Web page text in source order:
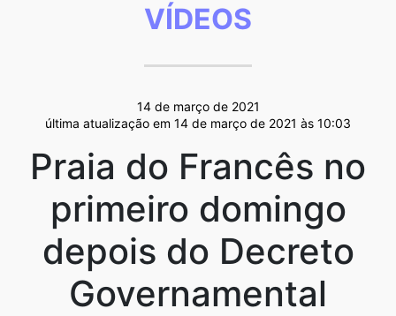
VÍDEOS
14 de março de 2021
última atualização em 14 de março de 2021 às 10:03
Praia do Francês no
primeiro domingo
depois do Decreto
Governamental